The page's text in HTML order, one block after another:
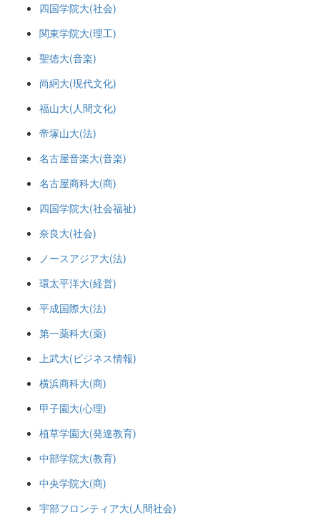
四国学院大(社会)
関東学院大(理工)
聖徳大(音楽)
尚絅大(現代文化)
福山大(人間文化)
帝塚山大(法)
名古屋音楽大(音楽)
名古屋商科大(商)
四国学院大(社会福祉)
奈良大(社会)
ノースアジア大(法)
環太平洋大(経営)
平成国際大(法)
第一薬科大(薬)
上武大(ビジネス情報)
横浜商科大(商)
甲子園大(心理)
植草学園大(発達教育)
中部学院大(教育)
中央学院大(商)
宇部フロンティア大(人間社会)